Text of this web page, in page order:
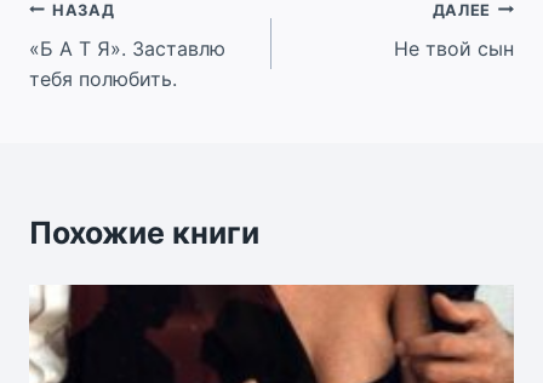
Навигация
по
НАЗАД
«Б А Т Я». Заставлю
тебя полюбить.
ДАЛЕЕ
Не твой сын
Похожие книги